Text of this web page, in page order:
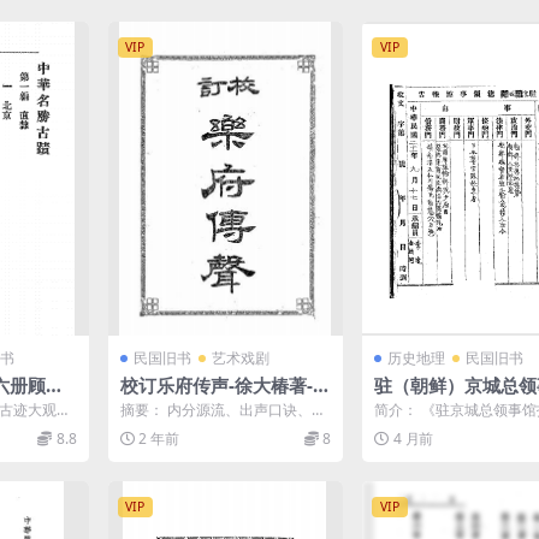
册顾冠
国名胜
迹大观的
本内容相
8.8
VIP
民国旧书 艺术戏剧
校订乐府传声-徐大椿著-群
学会
摘要： 内分源流、出声口诀、五
音、牧声、宫调、曲情等35节，
讲述元曲的产生、南北...
2 年前 8
VIP
历史地理 民国旧书
驻（朝鲜）京城总
报告季达,金桢弼
民国中朝关系研究
简介： 《驻京城总领事
是一份由中华民国驻朝鲜
（今韩国首尔）总领事馆
4 月前
VIP VIP